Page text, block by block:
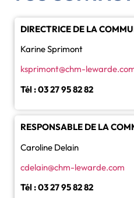
DIRECTRICE DE LA
Karine Sprimont
ksprimont@chm-
Tél : 03 27 95 82 82
RESPONSABLE DE LA
Caroline Delain
cdelain@chm-lewarde.com
Tél : 03 27 95 82 82